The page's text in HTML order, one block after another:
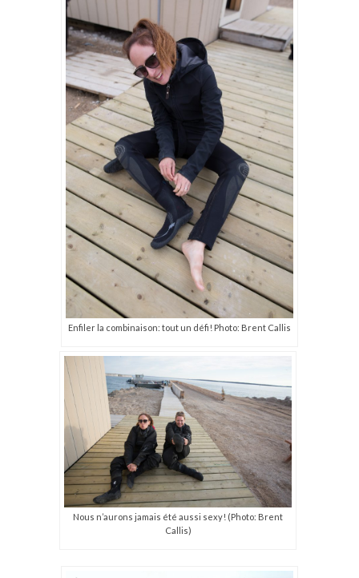
Enfiler la combinaison: tout un défi! Photo: Brent Callis
Nous n’aurons jamais été aussi sexy! (Photo: Brent
Callis)